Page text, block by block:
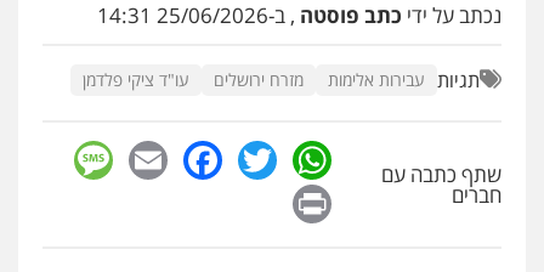
פלילי צבאי מעצרים וחקירות
עו"ד אלון קריטי
כלכלי אלימות סמים מעצרים
0525544654
נכתב על ידי כתב פוסטה , ב-25/06/2026 14:31
תגיות עבירות אלימות מזרח ירושלים עו"ד ציקי פלדמן
שתף כתבה עם
חברים
WhatsApp
Twitter
Facebook
Email